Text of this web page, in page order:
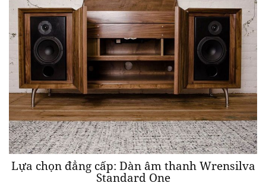
Lựa chọn đẳng cấp: Dàn âm thanh Wrensilva
Standard One